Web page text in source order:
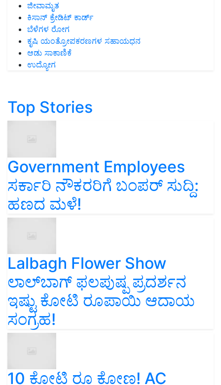
ಜೀವಾಮೃತ
ಕಿಸಾನ್ ಕ್ರೇಡಿಟ್ ಕಾರ್ಡ್
ಬೆಳೆಗಳ ರೋಗ
ಕೃಷಿ ಯಂತ್ರೋಪಕರಣಗಳ ಸಹಾಯಧನ
ಆಡು ಸಾಕಾಣಿಕೆ
ಉದ್ಯೋಗ
Top Stories
Government Employees
ಸರ್ಕಾರಿ ನೌಕರರಿಗೆ ಬಂಪರ್‌ ಸುದ್ದಿ:
ಹಣದ ಮಳೆ!
Lalbagh Flower Show
ಲಾಲ್‌ಬಾಗ್ ಫಲಪುಷ್ಪ ಪ್ರದರ್ಶನ
ಇಷ್ಟು ಕೋಟಿ ರೂಪಾಯಿ ಆದಾಯ
ಸಂಗ್ರಹ!
10 ಕೋಟಿ ರೂ ಕೋಣ! AC